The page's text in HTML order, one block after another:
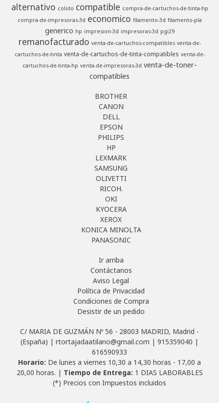
alternativo colido compatible compra-de-cartuchos-de-tinta-hp
compra-de-impresoras-3d economico filamento-3d filamento-pla
generico hp impresion-3d impresoras-3d pgi29
remanofacturado venta-de-cartuchos-compatibles venta-de-
cartuchos-de-tinta venta-de-cartuchos-de-tinta-compatibles venta-de-
cartuchos-de-tinta-hp venta-de-impresoras-3d venta-de-toner-
compatibles
BROTHER
CANON
DELL
EPSON
PHILIPS
HP
LEXMARK
SAMSUNG
OLIVETTI
RICOH.
OKI
KYOCERA
XEROX
KONICA MINOLTA
PANASONIC
Ir arriba
Contáctanos
Aviso Legal
Política de Privacidad
Condiciones de Compra
Desistir de un pedido
C/ MARIA DE GUZMÁN Nº 56 - 28003 MADRID, Madrid -
(España) | rtortajadaatilano@gmail.com | 915359040 |
616590933
Horario: De lunes a viernes 10,30 a 14,30 horas - 17,00 a
20,00 horas. | Tiempo de Entrega: 1 DIAS LABORABLES
(*) Precios con Impuestos incluidos